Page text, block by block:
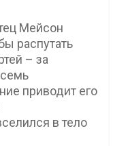
Мейсон
распутать
– за
приводит его
в тело